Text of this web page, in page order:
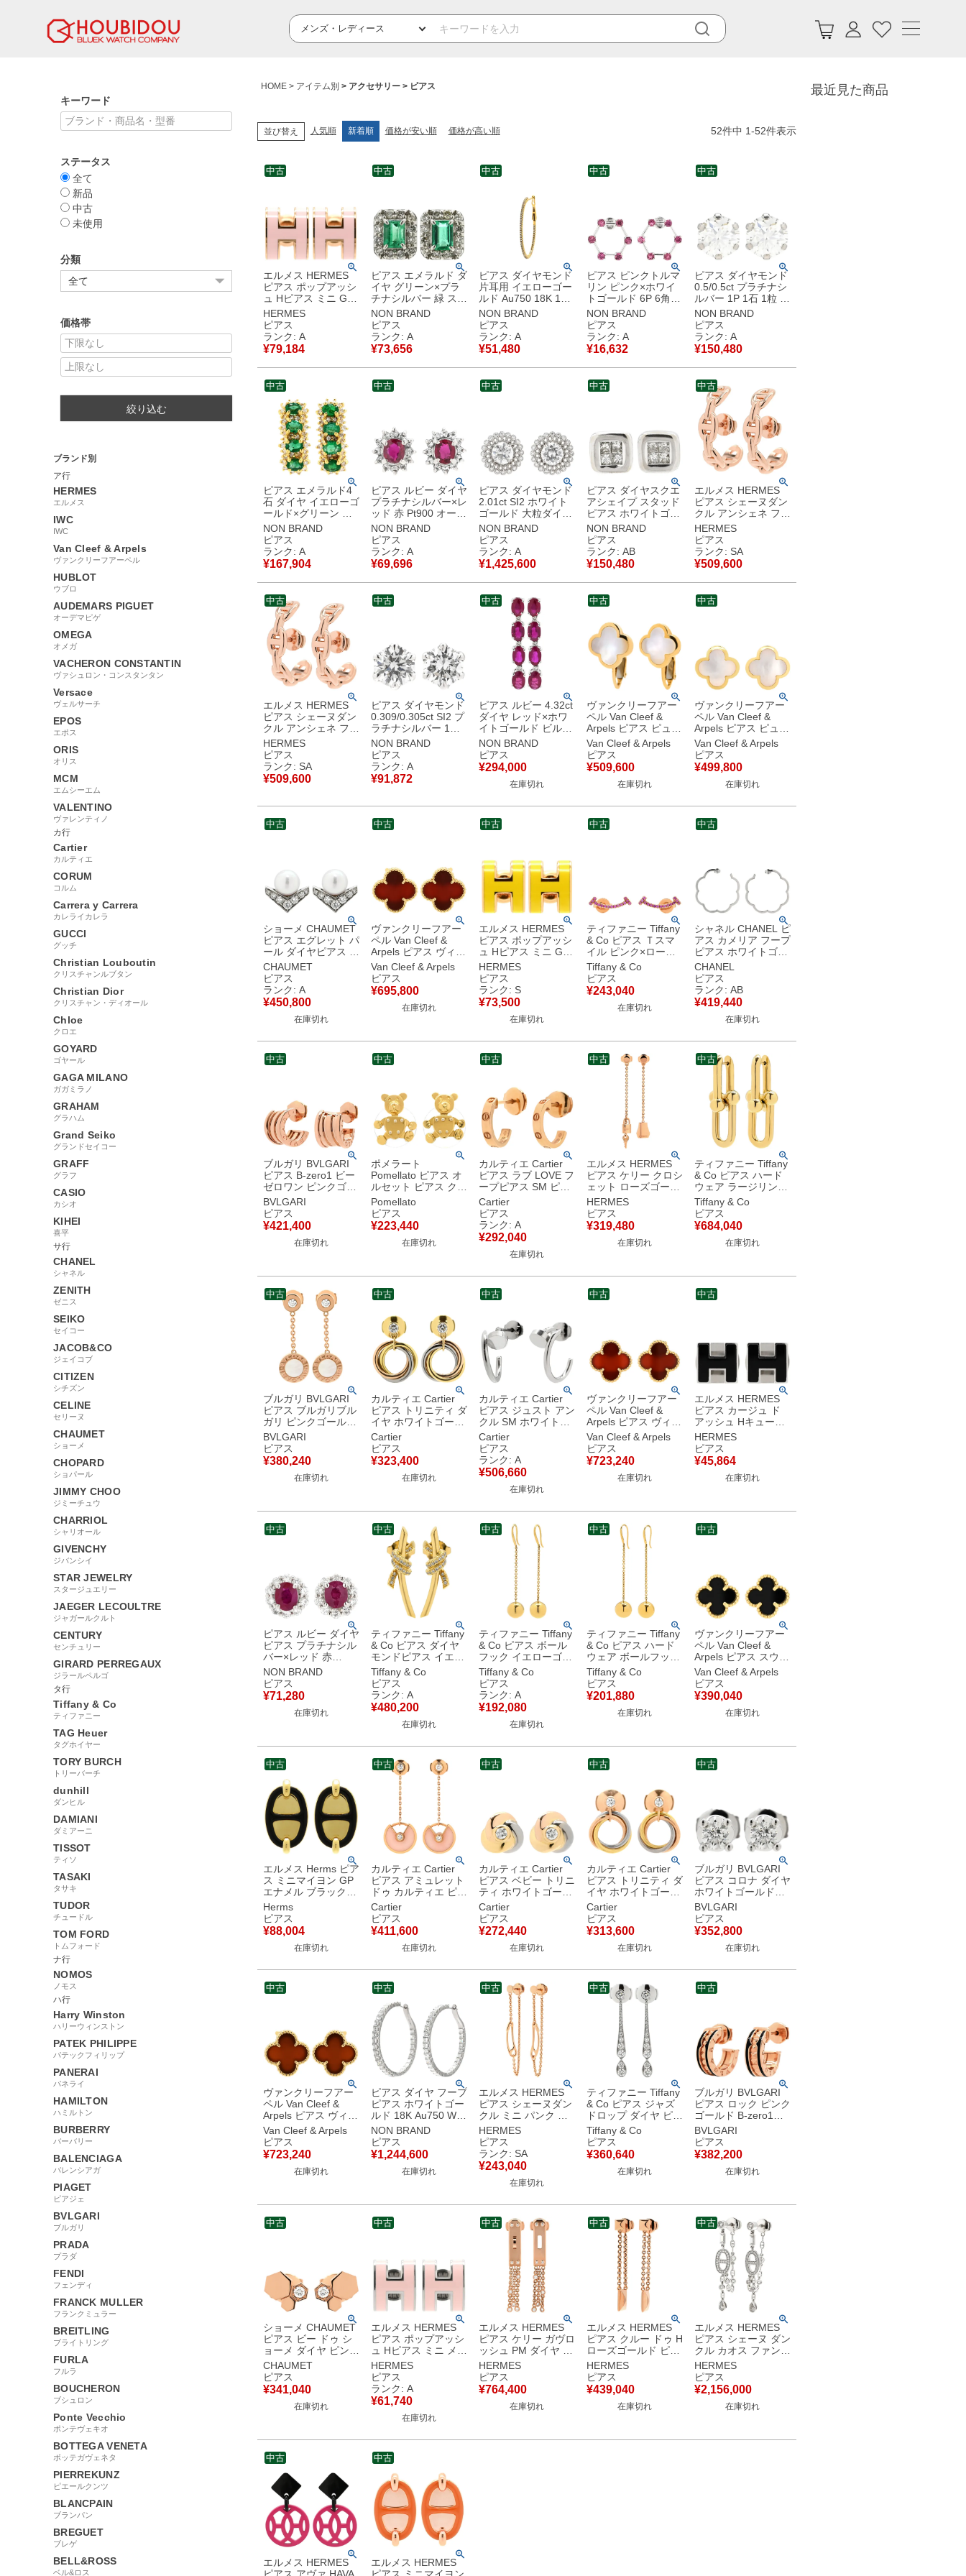
キーワード
ステータス
全て
新品
中古
未使用
分類
価格帯
絞り込む
ブランド別
ア行
HERMES
エルメス
IWC
IWC
Van Cleef & Arpels
ヴァンクリーフアーペル
HUBLOT
ウブロ
AUDEMARS PIGUET
オーデマピゲ
OMEGA
オメガ
VACHERON CONSTANTIN
ヴァシュロン・コンスタンタン
Versace
ヴェルサーチ
EPOS
エポス
ORIS
オリス
MCM
エムシーエム
VALENTINO
ヴァレンティノ
カ行
Cartier
カルティエ
CORUM
コルム
Carrera y Carrera
カレライカレラ
GUCCI
グッチ
Christian Louboutin
クリスチャンルブタン
Christian Dior
クリスチャン・ディオール
Chloe
クロエ
GOYARD
ゴヤール
GAGA MILANO
ガガミラノ
GRAHAM
グラハム
Grand Seiko
グランドセイコー
GRAFF
グラフ
CASIO
カシオ
KIHEI
喜平
サ行
CHANEL
シャネル
ZENITH
ゼニス
SEIKO
セイコー
JACOB&CO
ジェイコブ
CITIZEN
シチズン
CELINE
セリーヌ
CHAUMET
ショーメ
CHOPARD
ショパール
JIMMY CHOO
ジミーチュウ
CHARRIOL
シャリオール
GIVENCHY
ジバンシイ
STAR JEWELRY
スタージュエリー
JAEGER LECOULTRE
ジャガールクルト
CENTURY
センチュリー
GIRARD PERREGAUX
ジラールペルゴ
タ行
Tiffany & Co
ティファニー
TAG Heuer
タグホイヤー
TORY BURCH
トリーバーチ
dunhill
ダンヒル
DAMIANI
ダミアーニ
TISSOT
ティソ
TASAKI
タサキ
TUDOR
チュードル
TOM FORD
トムフォード
ナ行
NOMOS
ノモス
ハ行
Harry Winston
ハリーウィンストン
PATEK PHILIPPE
パテックフィリップ
PANERAI
パネライ
HAMILTON
ハミルトン
BURBERRY
バーバリー
BALENCIAGA
バレンシアガ
PIAGET
ピアジェ
BVLGARI
ブルガリ
PRADA
プラダ
FENDI
フェンディ
FRANCK MULLER
フランクミュラー
BREITLING
ブライトリング
FURLA
フルラ
BOUCHERON
ブシュロン
Ponte Vecchio
ポンテヴェキオ
BOTTEGA VENETA
ボッテガヴェネタ
PIERREKUNZ
ピエールクンツ
BLANCPAIN
ブランパン
BREGUET
ブレゲ
BELL&ROSS
ベル&ロス
HOME アイテム別 アクセサリー ピアス
並び替え 人気順 新着順 価格が安い順 価格が高い順 52件中 1-52件表示
エルメス HERMES
ピアス ポップアッシ
ュ Hピアス ミニ GP
エナメル ローズドラ
ジェ×ローズゴールド
PG金具 Hモチーフ
RG PG ピンク
【箱】 【中古】中古
美品
HERMES
ピアス
ランク: A
¥79,184
中古
ピアス エメラルド ダ
イヤ グリーン×プラ
チナシルバー 緑 スク
エア エメラルドカッ
ト プラチナ900 【中
古】中古美品
NON BRAND
ピアス
ランク: A
¥73,656
中古
ピアス ダイヤモンド
片耳用 イエローゴー
ルド Au750 18K 18
金 フープ ハーフエタ
ニティ 【中古】中古
美品
NON BRAND
ピアス
ランク: A
¥51,480
中古
ピアス ピンクトルマ
リン ピンク×ホワイ
トゴールド 6P 6角形
ラウンドミックスカ
ット 【中古】中古美
品
NON BRAND
ピアス
ランク: A
¥16,632
中古
ピアス ダイヤモンド
0.5/0.5ct プラチナシ
ルバー 1P 1石 1粒 ソ
リティア 6本爪
Pt900 プラチナ 両耳
用 スタッド 【中古】
中古美品
NON BRAND
ピアス
ランク: A
¥150,480
中古
ピアス エメラルド4
石 ダイヤ イエローゴ
ールド×グリーン 緑
Au750 K18 オーバル
縦並び アンティーク
調 【中古】中古美品
NON BRAND
ピアス
ランク: A
¥167,904
中古
ピアス ルビー ダイヤ
プラチナシルバー×レ
ッド 赤 Pt900 オーバ
ル フラワーモチーフ
花 0.30ct 両耳 【中
古】中古美品
NON BRAND
ピアス
ランク: A
¥69,696
中古
ピアス ダイヤモンド
2.01ct SI2 ホワイト
ゴールド 大粒ダイヤ
ラージ ブリリアント
カット フラワーモチ
ーフ 18K 750 WG 両
耳用 【中古】中古美
品
NON BRAND
ピアス
ランク: A
¥1,425,600
中古
ピアス ダイヤスクエ
アシェイプ スタッド
ピアス ホワイトゴー
ルド K18WG Au750
プリンセスカット 両
耳用 【中古】中古品
NON BRAND
ピアス
ランク: AB
¥150,480
中古
エルメス HERMES
ピアス シェーヌダン
クル アンシェネ フー
プピアス ローズゴー
ルド ピンクゴールド
18K 750AU RG PG
【中古】新品同様品
HERMES
ピアス
ランク: SA
¥509,600
中古
エルメス HERMES
ピアス シェーヌダン
クル アンシェネ フー
プピアス ローズゴー
ルド ピンクゴールド
H221511B 00 【中
古】新品同様品
HERMES
ピアス
ランク: SA
¥509,600
中古
ピアス ダイヤモンド
0.309/0.305ct SI2 プ
ラチナシルバー 1粒
1P ブリリアントカッ
ト プラチナ 両耳用
スタッド 【保証書】
【中古】中古美品
NON BRAND
ピアス
ランク: A
¥91,872
中古
ピアス ルビー 4.32ct
ダイヤ レッド×ホワ
イトゴールド ビルマ
産 赤 18K 750WG オ
ーバルミックスカッ
ト ドロップ 4連 4石
スイング 3Pダイヤ
【中古】
NON BRAND
ピアス
¥294,000
在庫切れ
中古
ヴァンクリーフアー
ペル Van Cleef &
Arpels ピアス ピュア
アルハンブラ パール
ホワイト×イエローゴ
ールド 白 750YG
18K シェル
VCARA38800 【箱】
Van Cleef & Arpels
ピアス
¥509,600
在庫切れ
中古
ヴァンクリーフアー
ペル Van Cleef &
Arpels ピアス ピュア
アルハンブラ パール
ホワイト×イエローゴ
ールド Au750 18K
18金 白 シェル
VCARA38800 【保証
Van Cleef & Arpels
ピアス
¥499,800
在庫切れ
中古
ショーメ CHAUMET
ピアス エグレット パ
ール ダイヤピアス パ
ールホワイト×ホワイ
トゴールド K18
Au750 V字型 ダイヤ
【中古】中古美品
CHAUMET
ピアス
ランク: A
¥450,800
在庫切れ
中古
ヴァンクリーフアー
ペル Van Cleef &
Arpels ピアス ヴィン
テージ アルハンブラ
レッド×イエローゴー
ルド 赤 750 18K 18
金 カーネリアン 紅玉
Van Cleef & Arpels
ピアス
¥695,800
在庫切れ
中古
エルメス HERMES
ピアス ポップアッシ
ュ Hピアス ミニ GP
エナメル イエローX
ローズゴールド ピン
クゴールド金具 黄 H
モチーフ 【箱】 【中
古】未使用保管品
HERMES
ピアス
ランク: S
¥73,500
在庫切れ
中古
ティファニー Tiffany
& Co ピアス Ｔスマ
イル ピンク×ローズ
ゴールド T&Co. ロー
ズゴールド 750 PG
RG 18金 サファイア
【中古】
Tiffany & Co
ピアス
¥243,040
在庫切れ
中古
シャネル CHANEL ピ
アス カメリア フープ
ピアス ホワイトゴー
ルド CHANEL Au750
WG オープンワーク
フラワー ラージ 【中
古】中古品
CHANEL
ピアス
ランク: AB
¥419,440
在庫切れ
中古
ブルガリ BVLGARI
ピアス B-zero1 ビー
ゼロワン ピンクゴー
ルド 750 18K 750
PG 【中古】
BVLGARI
ピアス
¥421,400
在庫切れ
中古
ポメラート
Pomellato ピアス オ
ルセット ピアス クマ
モチーフ イエローゴ
ールド Au750 18K
18金 YG キャッチ他
社品 【中古】
Pomellato
ピアス
¥223,440
在庫切れ
中古
カルティエ Cartier
ピアス ラブ LOVE フ
ープピアス SM ピン
クゴールド ミニラブ
750 18K PG RG
B8029000 【中古】
中古美品
Cartier
ピアス
ランク: A
¥292,040
在庫切れ
中古
エルメス HERMES
ピアス ケリー クロシ
ェット ローズゴール
ド ピンクゴールド
750 18K PG クロシ
ェット カデナモチー
フ H220551B 【箱】
【中古】
HERMES
ピアス
¥319,480
在庫切れ
中古
ティファニー Tiffany
& Co ピアス ハード
ウェア ラージリンク
イエローゴールド
T&Co. 750YG 18K
ゲージリンク 鎖
68533643 【中古】
Tiffany & Co
ピアス
¥684,040
在庫切れ
中古
ブルガリ BVLGARI
ピアス ブルガリブル
ガリ ピンクゴールド
Au750 ダイヤ ドロッ
プ スイング マザーオ
ブパール シェル 【中
古】
BVLGARI
ピアス
¥380,240
在庫切れ
中古
カルティエ Cartier
ピアス トリニティ ダ
イヤ ホワイトゴール
ド×イエローゴールド
×ピンクゴールド 1P
1粒 750 18K スリー
カラー ブリリアント
カット 【中古】
Cartier
ピアス
¥323,400
在庫切れ
中古
カルティエ Cartier
ピアス ジュスト アン
クル SM ホワイトゴ
ールド AU750 18K
WG フープ
B8301236 【箱】
【中古】中古美品
Cartier
ピアス
ランク: A
¥506,660
在庫切れ
中古
ヴァンクリーフアー
ペル Van Cleef &
Arpels ピアス ヴィン
テージ アルハンブラ
レッド×イエローゴー
ルド Au750 18K 18
金 赤 カーネリアン
VCARD40400 【中
Van Cleef & Arpels
ピアス
¥723,240
在庫切れ
中古
エルメス HERMES
ピアス カージュ ド
アッシュ Hキューブ
メタル エナメル ブラ
ック×シルバー 黒 H
モチーフ 【ケース】
【中古】
HERMES
ピアス
¥45,864
在庫切れ
中古
ピアス ルビー ダイヤ
ピアス プラチナシル
バー×レッド 赤
pt900 オーバルミッ
NON BRAND
ピアス
¥71,280
在庫切れ
中古
ティファニー Tiffany
& Co ピアス ダイヤ
モンドピアス イエロ
ーゴールド T&Co.
Au750 18K 18金 リ
ボン 結び目デザイン
【中古】中古美品
Tiffany & Co
ピアス
ランク: A
¥480,200
在庫切れ
中古
ティファニー Tiffany
& Co ピアス ボール
フック イエローゴー
ルド T&Co. Au750
18K 18金 ドロップ
スイング ロング 丸
球 【中古】中古美品
Tiffany & Co
ピアス
ランク: A
¥192,080
在庫切れ
中古
ティファニー Tiffany
& Co ピアス ハード
ウェア ボールフック
イエローゴールド
T&Co. Au750 18K 18
金 ドロップ スイング
ロング 丸 球 【中
Tiffany & Co
ピアス
¥201,880
在庫切れ
中古
ヴァンクリーフアー
ペル Van Cleef &
Arpels ピアス スウィ
ート アルハンブラ ブ
ラック×イエローゴー
ルド 黒 750 YG 18K
VCARA44900 【中
Van Cleef & Arpels
ピアス
¥390,040
在庫切れ
中古
エルメス Herms ピア
ス ミニマイヨン GP
エナメル ブラックX
ゴールド ゴールド金
具 シェーヌダンクル
黒 【箱】 【中古】
Herms
ピアス
¥88,004
在庫切れ
中古
カルティエ Cartier
ピアス アミュレット
ドゥ カルティエ ピン
クゴールド×ピンク
K18PG Au750 18K
18金 ピンクオパール
ダイヤ タリスマン
【保証書】 【中古】
Cartier
ピアス
¥411,600
在庫切れ
中古
カルティエ Cartier
ピアス ベビー トリニ
ティ ホワイトゴール
ド×イエローゴールド
×ピンクゴールド 1P
1石 1粒 ダイヤ 3連
Au750 18K 18金 3カ
Cartier
ピアス
¥272,440
在庫切れ
中古
カルティエ Cartier
ピアス トリニティ ダ
イヤ ホワイトゴール
ド×イエローゴールド
×ピンクゴールド 1P
1石 1粒 ダイヤ 3連
Au750 18K 18金 3カ
Cartier
ピアス
¥313,600
在庫切れ
中古
ブルガリ BVLGARI
ピアス コロナ ダイヤ
ホワイトゴールド
750 18K 18金 1粒 1
石 【箱】 【中古】
BVLGARI
ピアス
¥352,800
在庫切れ
中古
ヴァンクリーフアー
ペル Van Cleef &
Arpels ピアス ヴィン
テージ アルハンブラ
赤×イエローゴールド
Au750 18K 18金 ク
ローバー 【中古】
Van Cleef & Arpels
ピアス
¥723,240
在庫切れ
中古
ピアス ダイヤ フープ
ピアス ホワイトゴー
ルド 18K Au750 WG
両耳用 インサイドア
ウト サークル 【中
古】
NON BRAND
ピアス
¥1,244,600
在庫切れ
中古
エルメス HERMES
ピアス シェーヌダン
クル ミニ パンク ロ
ーズゴールド ピンク
ゴールド ローズ
Au750 18K 18金 ド
ロップ スイング
H217531B 00 【中
古】新品同様品
HERMES
ピアス
ランク: SA
¥243,040
在庫切れ
中古
ティファニー Tiffany
& Co ピアス ジャズ
ドロップ ダイヤ ピア
ス プラチナシルバー
T＆Co. プラチナム
PT 【中古】
Tiffany & Co
ピアス
¥360,640
在庫切れ
中古
ブルガリ BVLGARI
ピアス ロック ピンク
ゴールド B-zero1
BVLGARI Au750 18K
18金 ブラックセラミ
ック 357567 【中
古】
BVLGARI
ピアス
¥382,200
在庫切れ
中古
ショーメ CHAUMET
ピアス ビー ドゥ シ
ョーメ ダイヤ ピンク
ゴールド 1石 ビーマ
イラブ ハニカム
083985-000 【保証
書】 【中古】
CHAUMET
ピアス
¥341,040
在庫切れ
中古
エルメス HERMES
ピアス ポップアッシ
ュ Hピアス ミニ メタ
ル エナメル ピンクX
シルバー シルバー金
具 Hモチーフ 【中
古】中古美品
HERMES
ピアス
ランク: A
¥61,740
在庫切れ
中古
エルメス HERMES
ピアス ケリー ガヴロ
ッシュ PM ダイヤ ロ
ーズゴールド ピンク
ゴールド 750AU 18K
PG 18石 クラスプモ
チーフ H222513B
【中古】
HERMES
ピアス
¥764,400
在庫切れ
中古
エルメス HERMES
ピアス クルー ドゥ H
ローズゴールド ピン
クゴールド 750 18K
PG スタッズ ドロッ
プ スウィング 【箱】
【中古】
HERMES
ピアス
¥439,040
在庫切れ
中古
エルメス HERMES
ピアス シェーヌ ダン
クル カオス ファンシ
ー ホワイトゴールド
Au750 18K 18金 パ
ヴェダイヤ 雫 ドロッ
プ スイング
H222509B 00 【箱】
HERMES
ピアス
¥2,156,000
在庫切れ
中古
エルメス HERMES
中古
エルメス HERMES
中古
最近見た商品